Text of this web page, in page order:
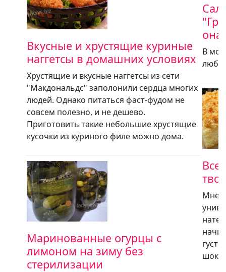
Вкусные и хрустящие куриные
наггетсы в домашних условиях
Хрустящие и вкусные наггетсы из сети
"Макдональдс" заполонили сердца многих
людей. Однако питаться фаст-фудом не
совсем полезно, и не дешево.
Приготовить такие небольшие хрустящие
кусочки из куриного филе можно дома.
Маринованные огурцы с
лимоном на зиму без
стерилизации
она
В
Мне